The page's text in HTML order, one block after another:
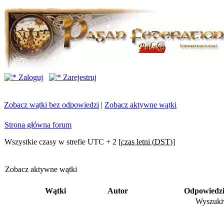
Zaloguj Zarejestruj
Zobacz wątki bez odpowiedzi | Zobacz aktywne wątki
Strona główna forum
Wszystkie czasy w strefie UTC + 2 [czas letni (DST)]
Zobacz aktywne wątki
Wątki Autor